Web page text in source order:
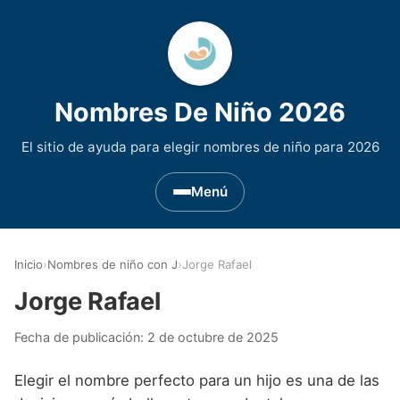
Nombres De Niño 2026
El sitio de ayuda para elegir nombres de niño para 2026
Menú
Nombres de niño que empiezan por D
Nombres de Niño Asturianos
Nombres de Niño Celtas
Inicio›Nombres de niño con J›Jorge Rafael
Jorge Rafael
Fecha de publicación: 2 de octubre de 2025
Elegir el nombre perfecto para un hijo es una de las